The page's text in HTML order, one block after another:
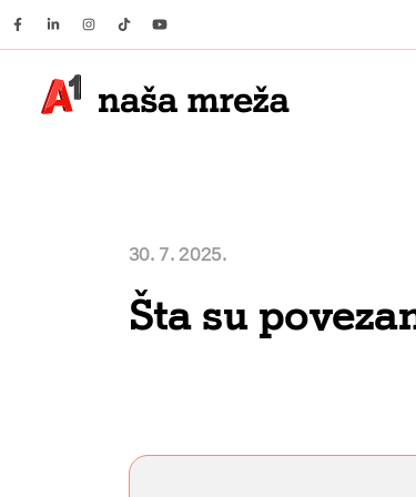
Facebook
LinkedinInstagram
TiktokYoutube
30. 7. 2025.
Šta su